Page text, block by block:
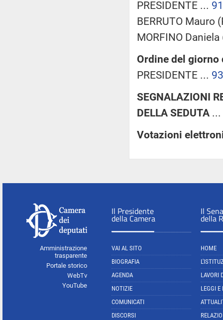
PRESIDENTE ... 91
BERRUTO Mauro
MORFINO
Ordine del giorno
PRESIDENTE ... 93
SEGNALAZIONI
DELLA SEDUTA ...
Votazioni
Amministrazione
trasparente
Portale storico
WebTv
YouTube
Il Presidente
della Camera
VAI AL SITO
BIOGRAFIA
AGENDA
NOTIZIE
COMUNICATI
DISCORSI
Il
della
HOME
LAVORI
LEGGI E